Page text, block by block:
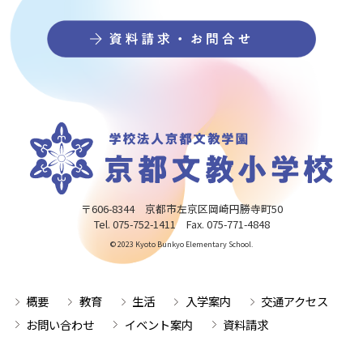
〒606-8344 京都市左京区岡崎円勝寺町50
Tel. 075-752-1411 Fax. 075-771-4848
© 2023 Kyoto Bunkyo Elementary School.
概要 教育 生活 入学案内
交通アクセス
お問い合わせ
イベント案内 資料請求